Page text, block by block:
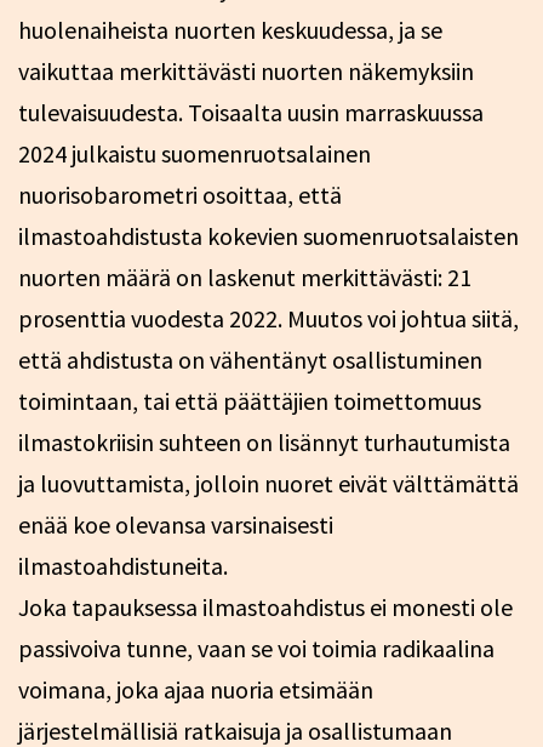
huolenaiheista nuorten keskuudessa, ja se
vaikuttaa merkittävästi nuorten näkemyksiin
tulevaisuudesta. Toisaalta uusin marraskuussa
2024 julkaistu suomenruotsalainen
nuorisobarometri osoittaa, että
ilmastoahdistusta kokevien suomenruotsalaisten
nuorten määrä on laskenut merkittävästi: 21
prosenttia vuodesta 2022. Muutos voi johtua siitä,
että ahdistusta on vähentänyt osallistuminen
toimintaan, tai että päättäjien toimettomuus
ilmastokriisin suhteen on lisännyt turhautumista
ja luovuttamista, jolloin nuoret eivät välttämättä
enää koe olevansa varsinaisesti
ilmastoahdistuneita.
Joka tapauksessa ilmastoahdistus ei monesti ole
passivoiva tunne, vaan se voi toimia radikaalina
voimana, joka ajaa nuoria etsimään
järjestelmällisiä ratkaisuja ja osallistumaan